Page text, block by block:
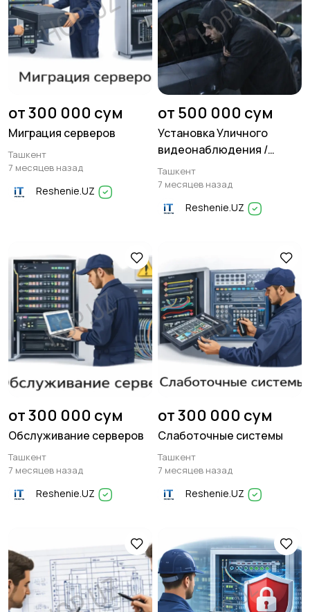
от 300 000 сум
Миграция серверов
Ташкент
7 месяцев назад
Reshenie.UZ
от 500 000 сум
Установка Уличного
видеонаблюдения /
Охрана вашего дома и
авто
Ташкент
7 месяцев назад
Reshenie.UZ
от 300 000 сум
Обслуживание серверов
Ташкент
7 месяцев назад
Reshenie.UZ
от 300 000 сум
Слаботочные системы
Ташкент
7 месяцев назад
Reshenie.UZ